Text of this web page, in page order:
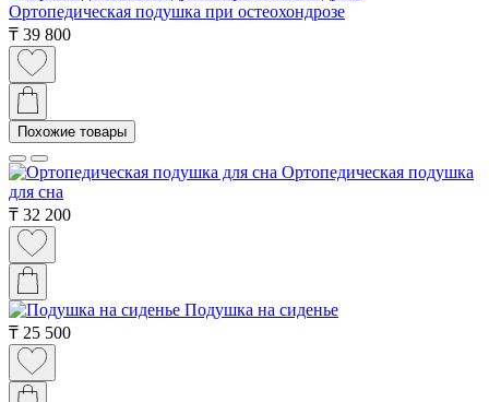
Ортопедическая подушка при остеохондрозе
₸ 39 800
Похожие товары
Ортопедическая подушка
для сна
₸ 32 200
Подушка на сиденье
₸ 25 500